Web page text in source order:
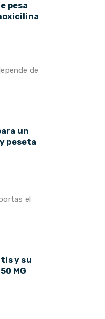
pesa
de
un
peseta
el
y su
MG